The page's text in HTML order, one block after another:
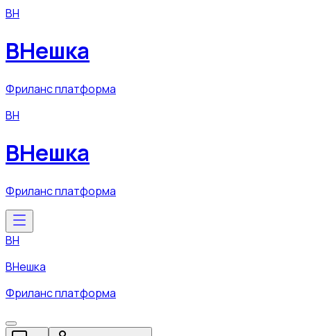
ВН
ВНешка
Фриланс платформа
ВН
ВНешка
Фриланс платформа
ВН
ВНешка
Фриланс платформа